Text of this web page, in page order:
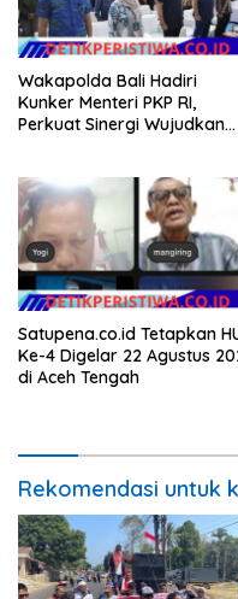
Wakapolda Bali Hadiri
Kunker Menteri PKP RI,
Perkuat Sinergi Wujudkan
Satupena.co.id Tetapkan
Ke-4 Digelar 22 Agustus
di Aceh Tengah
Rekomendasi untuk